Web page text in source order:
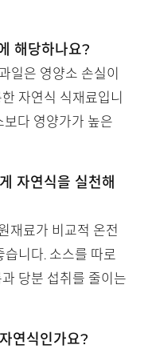
해당하나요?
일은 영양소 손실이
자연식 식재료입니
다 영양가가 높은
자연식을 실천해
재료가 비교적 온전
니다. 소스를 따로
당분 섭취를 줄이는
연식인가요?